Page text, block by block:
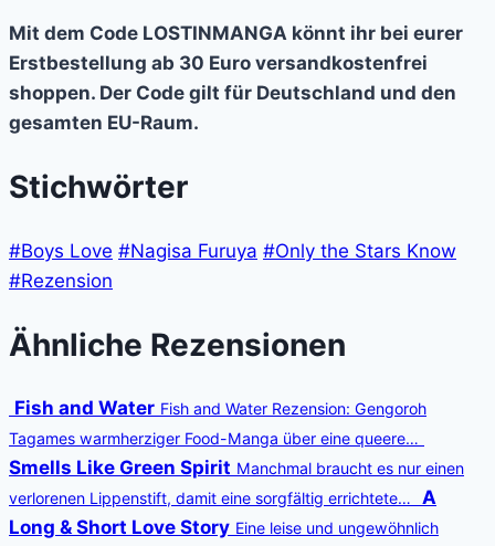
Mit dem Code LOSTINMANGA könnt ihr bei eurer
Erstbestellung ab 30 Euro versandkostenfrei
shoppen. Der Code gilt für Deutschland und den
gesamten EU-Raum.
Stichwörter
#Boys Love #Nagisa Furuya #Only the Stars Know
#Rezension
Ähnliche Rezensionen
Fish and Water Fish and Water Rezension: Gengoroh
Tagames warmherziger Food-Manga über eine queere…
Smells Like Green Spirit Manchmal braucht es nur einen
verlorenen Lippenstift, damit eine sorgfältig errichtete…
A
Long & Short Love Story Eine leise und ungewöhnlich